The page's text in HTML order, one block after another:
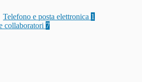
Telefono e posta elettronica 1
collaboratori 7